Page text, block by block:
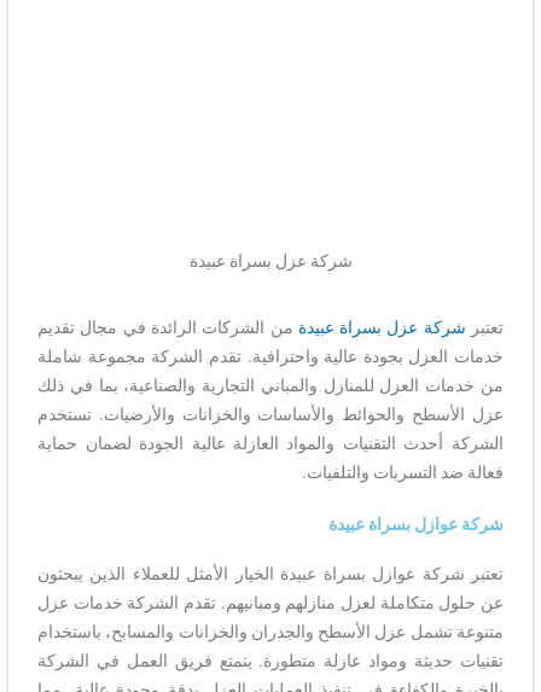
شركة عزل بسراة عبيدة
تعتبر شركة عزل بسراة عبيدة من الشركات الرائدة في مجال تقديم
خدمات العزل بجودة عالية واحترافية. تقدم الشركة مجموعة شاملة
من خدمات العزل للمنازل والمباني التجارية والصناعية، بما في ذلك
عزل الأسطح والحوائط والأساسات والخزانات والأرضيات. تستخدم
الشركة أحدث التقنيات والمواد العازلة عالية الجودة لضمان حماية
فعالة ضد التسربات والتلفيات.
شركة عوازل بسراة عبيدة
تعتبر شركة عوازل بسراة عبيدة الخيار الأمثل للعملاء الذين يبحثون
عن حلول متكاملة لعزل منازلهم ومبانيهم. تقدم الشركة خدمات عزل
متنوعة تشمل عزل الأسطح والجدران والخزانات والمسابح، باستخدام
تقنيات حديثة ومواد عازلة متطورة. يتمتع فريق العمل في الشركة